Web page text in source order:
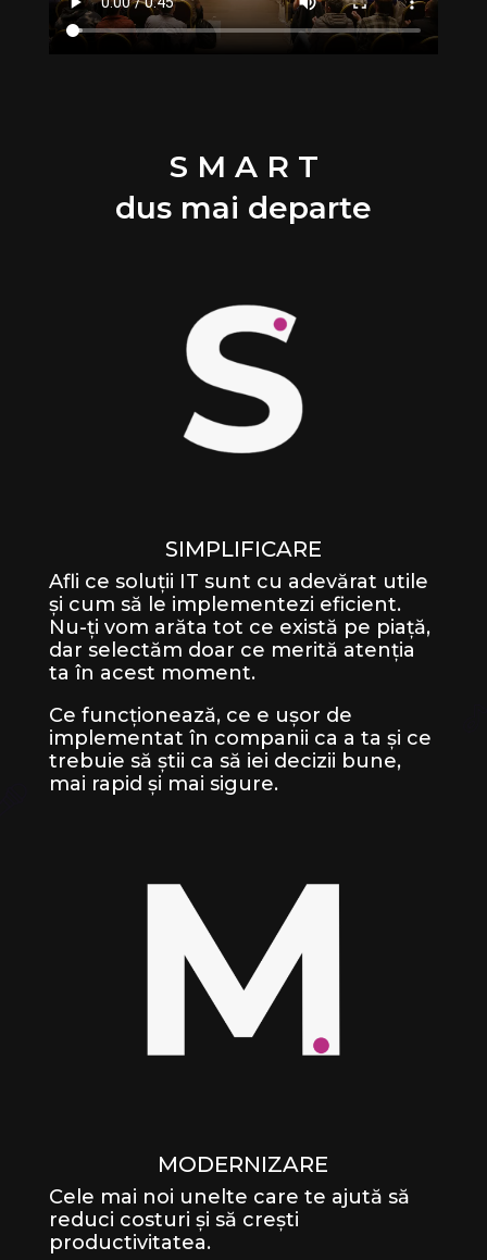
S M A R T
dus mai departe
SIMPLIFICARE
Afli ce soluții IT sunt cu adevărat utile
și cum să le implementezi eficient.
Nu-ți vom arăta tot ce există pe piață,
dar selectăm doar ce merită atenția
ta în acest moment.
Ce funcționează, ce e ușor de
implementat în companii ca a ta și ce
trebuie să știi ca să iei decizii bune,
mai rapid și mai sigure.
MODERNIZARE
Cele mai noi unelte care te ajută să
reduci costuri și să crești
productivitatea.